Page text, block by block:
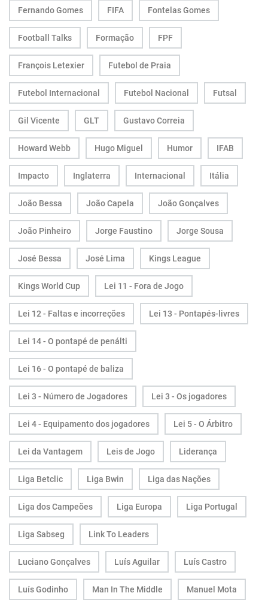
Fernando Gomes FIFA Fontelas Gomes
Football Talks Formação FPF
François Letexier Futebol de Praia
Futebol Internacional Futebol Nacional Futsal
Gil Vicente GLT Gustavo Correia
Howard Webb Hugo Miguel Humor IFAB
Impacto Inglaterra Internacional Itália
João Bessa João Capela João Gonçalves
João Pinheiro Jorge Faustino Jorge Sousa
José Bessa José Lima Kings League
Kings World Cup Lei 11 - Fora de Jogo
Lei 12 - Faltas e incorreções Lei 13 - Pontapés-livres
Lei 14 - O pontapé de penálti
Lei 16 - O pontapé de baliza
Lei 3 - Número de Jogadores Lei 3 - Os jogadores
Lei 4 - Equipamento dos jogadores Lei 5 - O Árbitro
Lei da Vantagem Leis de Jogo Liderança
Liga Betclic Liga Bwin Liga das Nações
Liga dos Campeões Liga Europa Liga Portugal
Liga Sabseg Link To Leaders
Luciano Gonçalves Luís Aguilar Luís Castro
Luís Godinho Man In The Middle Manuel Mota